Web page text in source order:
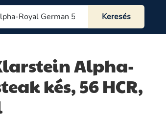
Alpha-
kés, 56 HCR,